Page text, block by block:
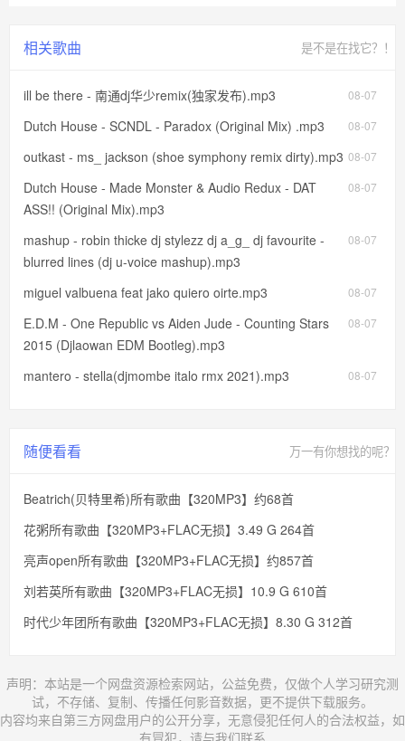
相关歌曲 是不是在找它？！
08-07
ill be there - 南通dj华少remix(独家发布).mp3
08-07
Dutch House - SCNDL - Paradox (Original Mix) .mp3
08-07
outkast - ms_ jackson (shoe symphony remix dirty).mp3
08-07
Dutch House - Made Monster & Audio Redux - DAT
ASS!! (Original Mix).mp3
08-07
mashup - robin thicke dj stylezz dj a_g_ dj favourite -
blurred lines (dj u-voice mashup).mp3
08-07
miguel valbuena feat jako quiero oirte.mp3
08-07
E.D.M - One Republic vs Aiden Jude - Counting Stars
2015 (Djlaowan EDM Bootleg).mp3
08-07
mantero - stella(djmombe italo rmx 2021).mp3
随便看看 万一有你想找的呢？
Beatrich(贝特里希)所有歌曲【320MP3】约68首
花粥所有歌曲【320MP3+FLAC无损】3.49 G 264首
亮声open所有歌曲【320MP3+FLAC无损】约857首
刘若英所有歌曲【320MP3+FLAC无损】10.9 G 610首
时代少年团所有歌曲【320MP3+FLAC无损】8.30 G 312首
声明：本站是一个网盘资源检索网站，公益免费，仅做个人学习研究测
试，不存储、复制、传播任何影音数据，更不提供下载服务。
内容均来自第三方网盘用户的公开分享，无意侵犯任何人的合法权益，如
有冒犯，请与我们联系